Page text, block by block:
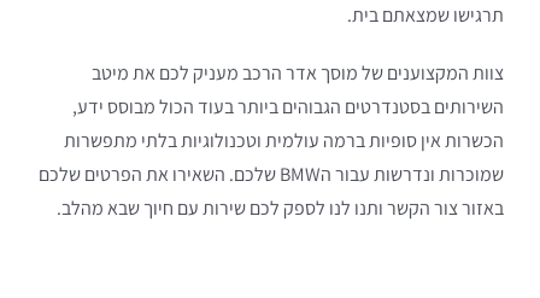
תרגישו שמצאתם בית.
צוות המקצוענים של מוסך אדר הרכב מעניק לכם את מיטב
השירותים בסטנדרטים הגבוהים ביותר בעוד הכול מבוסס ידע,
הכשרות אין סופיות ברמה עולמית וטכנולוגיות בלתי מתפשרות
שמוכרות ונדרשות עבור הBMW שלכם. השאירו את הפרטים שלכם
באזור צור הקשר ותנו לנו לספק לכם שירות עם חיוך שבא מהלב.